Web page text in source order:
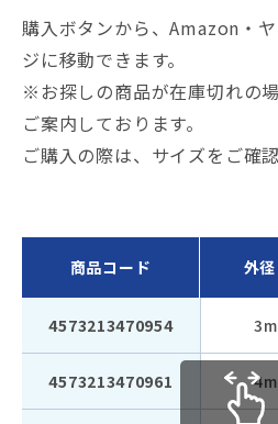
購入ボタンから、Amazon・
ジに移動できます。
※お探しの商品が在庫切れの
ご案内しております。
ご購入の際は、サイズをご確
商品コード 外径
4573213470954
4573213470961